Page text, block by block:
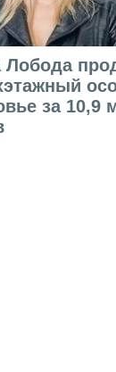
Лобода
за 10,9